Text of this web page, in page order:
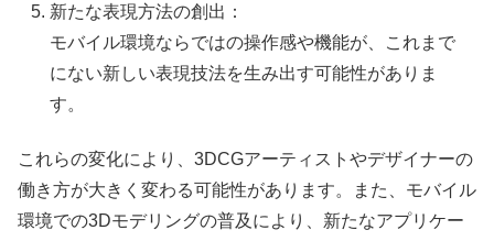
新たな表現方法の創出：
モバイル環境ならではの操作感や機能が、これまで
にない新しい表現技法を生み出す可能性がありま
す。
これらの変化により、3DCGアーティストやデザイナーの
働き方が大きく変わる可能性があります。また、モバイル
環境での3Dモデリングの普及により、新たなアプリケー